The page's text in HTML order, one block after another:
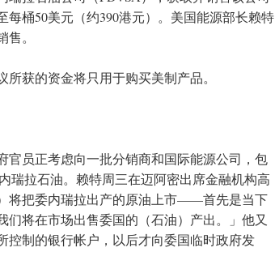
桶50美元（约390港元）。美国能源部长赖特
。
获的资金将只用于购买美制产品。
官员正考虑向一批分销商和国际能源公司，包
瑞拉石油。赖特周三在迈阿密出席金融机构高
将把委内瑞拉出产的原油上市——首先是当下
将在市场出售委国的（石油）产出。」他又
控制的银行帐户，以后才向委国临时政府发